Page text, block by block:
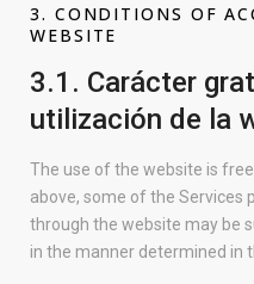
3. CONDITIONS OF
WEBSITE
3.1. Carácter
utilización de la
The use of the website is
above, some of the Services
through the website may be
in the manner determined in